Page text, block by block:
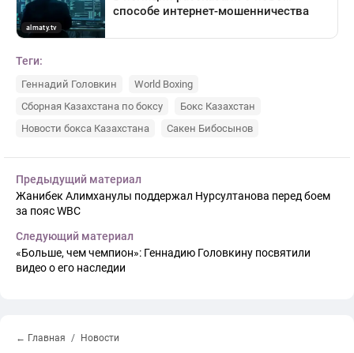
Теги:
Геннадий Головкин
World Boxing
Сборная Казахстана по боксу
Бокс Казахстан
Новости бокса Казахстана
Сакен Бибосынов
Предыдущий материал
Жанибек Алимханулы поддержал Нурсултанова перед боем
за пояс WBC
Следующий материал
«Больше, чем чемпион»: Геннадию Головкину посвятили
видео о его наследии
← Главная Новости